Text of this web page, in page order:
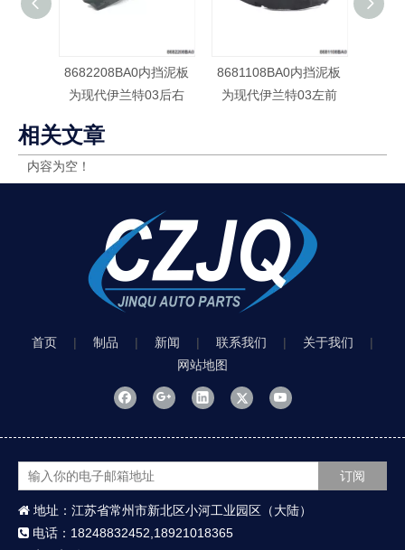
8682208BA0内挡泥板
为现代伊兰特03后右
8681108BA0内挡泥板
为现代伊兰特03左前
相关文章
内容为空！
首页 | 制品 | 新闻 | 联系我们 | 关于我们
|
网站地图
订阅
 地址：江苏省常州市新北区小河工业园区（大陆）
 电话：18248832452,18921018365